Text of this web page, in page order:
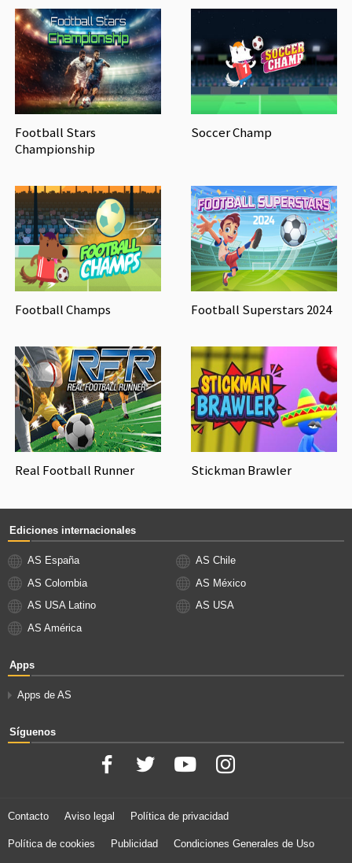
Football Stars
Championship
Soccer Champ
Football Champs Football Superstars 2024
Real Football Runner Stickman Brawler
Ediciones internacionales
AS España
AS Chile
AS Colombia
AS México
AS USA Latino
AS USA
AS América
Apps
Apps de AS
Síguenos
Contacto Aviso legal Política de privacidad
Política de cookies Publicidad Condiciones Generales de Uso